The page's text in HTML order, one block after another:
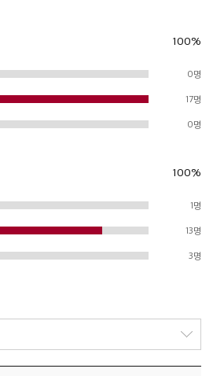
100%
0명
17명
0명
100%
1명
13명
3명